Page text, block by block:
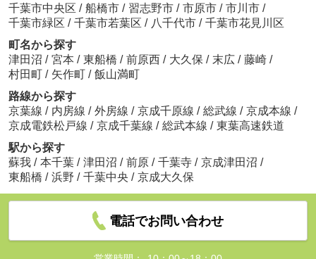
千葉市中央区 / 船橋市 / 習志野市 / 市原市 / 市川市 /
千葉市緑区 / 千葉市若葉区 / 八千代市 / 千葉市花見川区
町名から探す
津田沼 / 宮本 / 東船橋 / 前原西 / 大久保 / 末広 / 藤崎 /
村田町 / 矢作町 / 飯山満町
路線から探す
京葉線 / 内房線 / 外房線 / 京成千原線 / 総武線 / 京成本線 /
京成電鉄松戸線 / 京成千葉線 / 総武本線 / 東葉高速鉄道
駅から探す
蘇我 / 本千葉 / 津田沼 / 前原 / 千葉寺 / 京成津田沼 /
東船橋 / 浜野 / 千葉中央 / 京成大久保
電話でお問い合わせ